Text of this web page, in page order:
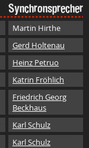
Synchronsprecher
Martin Hirthe
Gerd Holtenau
Heinz Petruo
Katrin Fröhlich
Friedrich Georg
Beckhaus
Karl Schulz
Karl Schulz